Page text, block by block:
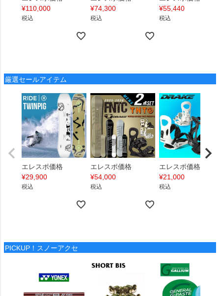
¥110,000
税込
¥74,300
税込
¥55,440
税込
厳選セールアイテム
エレスポ価格
¥29,900
税込
エレスポ価格
¥54,000
税込
エレスポ価格
¥21,000
税込
PICKUP！スノーアクセ